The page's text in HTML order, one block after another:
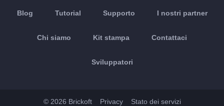
Blog Tutorial Supporto I nostri partner
Chi siamo Kit stampa Contattaci
Sviluppatori
© 2026 Brickoft Privacy Stato dei servizi